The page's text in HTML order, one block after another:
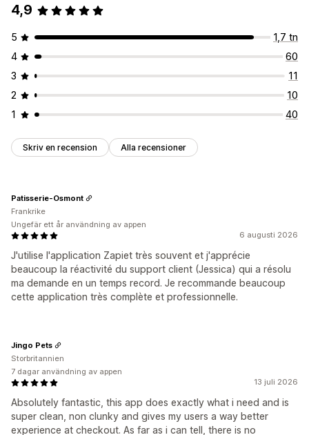
4,9
5
1,7 tn
4
60
3
11
2
10
1
40
Skriv en recension Alla recensioner
6 augusti 2026
J'utilise l'application Zapiet très souvent et j'apprécie
beaucoup la réactivité du support client (Jessica) qui a résolu
ma demande en un temps record. Je recommande beaucoup
cette application très complète et professionnelle.
Patisserie-Osmont
Frankrike
Ungefär ett år användning av appen
13 juli 2026
Absolutely fantastic, this app does exactly what i need and is
super clean, non clunky and gives my users a way better
experience at checkout. As far as i can tell, there is no
Jingo Pets
Storbritannien
7 dagar användning av appen